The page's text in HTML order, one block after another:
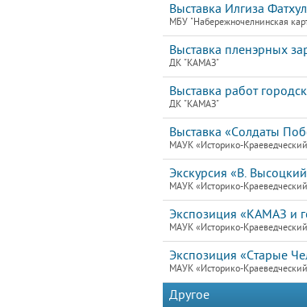
Выставка Илгиза
МБУ "Набережночелнинская
Выставка пленэрных
ДК "КАМАЗ"
Выставка работ
ДК "КАМАЗ"
Выставка «Солдаты
МАУК «Историко-
Экскурсия «В.
МАУК «Историко-
Экспозиция «КАМАЗ и
МАУК «Историко-
Экспозиция «Старые
МАУК «Историко-
Другое